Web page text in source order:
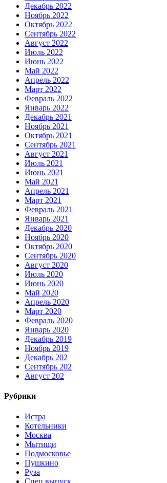
Декабрь 2022
Ноябрь 2022
Октябрь 2022
Сентябрь 2022
Август 2022
Июль 2022
Июнь 2022
Май 2022
Апрель 2022
Март 2022
Февраль 2022
Январь 2022
Декабрь 2021
Ноябрь 2021
Октябрь 2021
Сентябрь 2021
Август 2021
Июль 2021
Июнь 2021
Май 2021
Апрель 2021
Март 2021
Февраль 2021
Январь 2021
Декабрь 2020
Ноябрь 2020
Октябрь 2020
Сентябрь 2020
Август 2020
Июль 2020
Июнь 2020
Май 2020
Апрель 2020
Март 2020
Февраль 2020
Январь 2020
Декабрь 2019
Ноябрь 2019
Декабрь 202
Сентябрь 202
Август 202
Рубрики
Истра
Котельники
Москва
Мытищи
Подмосковье
Пушкино
Руза
Спец выпуск